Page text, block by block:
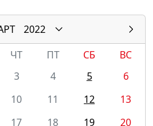
2022
ЧТ ПТ СБ
ВС
3 4 5
6
10 11 12
13
17 18 19
20